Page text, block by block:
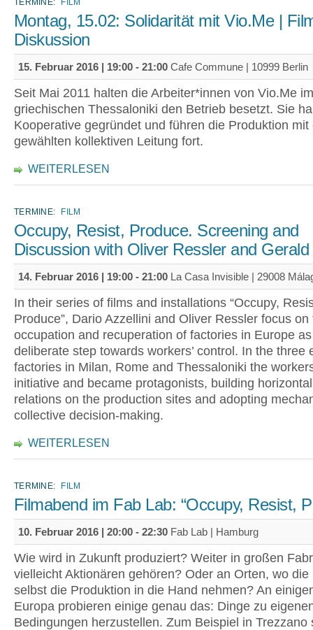
TERMINE: FILM
Montag, 15.02: Solidarität mit Vio.Me |
Diskussion
15. Februar 2016 | 19:00 - 21:00 Cafe Commune | 10999 Berlin
Seit Mai 2011 halten die Arbeiter*innen von Vio.Me im
griechischen Thessaloniki den Betrieb besetzt. Sie
Kooperative gegründet und führen die Produktion mit
gewählten kollektiven Leitung fort.
WEITERLESEN
TERMINE: FILM
Occupy, Resist, Produce. Screening and
Discussion with Oliver Ressler and
14. Februar 2016 | 19:00 - 21:00 La Casa Invisible | 29008
In their series of films and installations “Occupy,
Produce”, Dario Azzellini and Oliver Ressler focus on
occupation and recuperation of factories in Europe
deliberate step towards workers’ control. In the three
factories in Milan, Rome and Thessaloniki the
initiative and became protagonists, building
relations on the production sites and adopting
collective decision-making.
WEITERLESEN
TERMINE: FILM
Filmabend im Fab Lab: “Occupy, Resist,
10. Februar 2016 | 20:00 - 22:30 Fab Lab | Hamburg
Wie wird in Zukunft produziert? Weiter in großen
vielleicht Aktionären gehören? Oder an Orten, wo die
selbst die Produktion in die Hand nehmen? An
Europa probieren einige genau das: Dinge zu
Bedingungen herzustellen. Zum Beispiel in Trezzano